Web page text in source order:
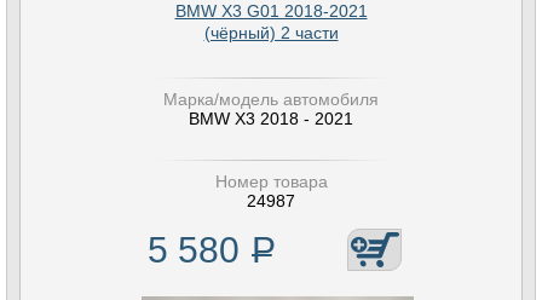
BMW X3 G01 2018-2021
(чёрный) 2 части
Марка/модель автомобиля
BMW X3 2018 - 2021
Номер товара
24987
5 580 Р